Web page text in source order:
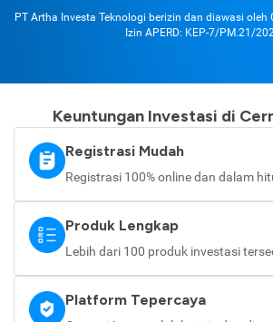
PT Artha Investa Teknologi berizin dan diawasi oleh
Izin APERD: KEP-7/PM.21/
Keuntungan Investasi di
Registrasi Mudah
Registrasi 100% online dan dalam
Produk Lengkap
Lebih dari 100 produk investasi
Platform Tepercaya